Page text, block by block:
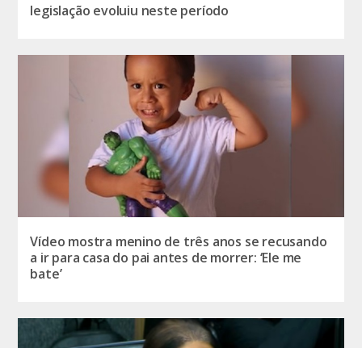
legislação evoluiu neste período
Vídeo mostra menino de três anos se recusando
a ir para casa do pai antes de morrer: ‘Ele me
bate’